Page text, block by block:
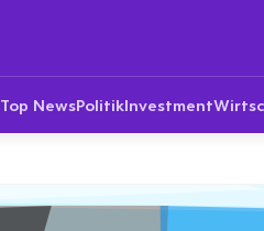
Top NewsPolitikInvestment